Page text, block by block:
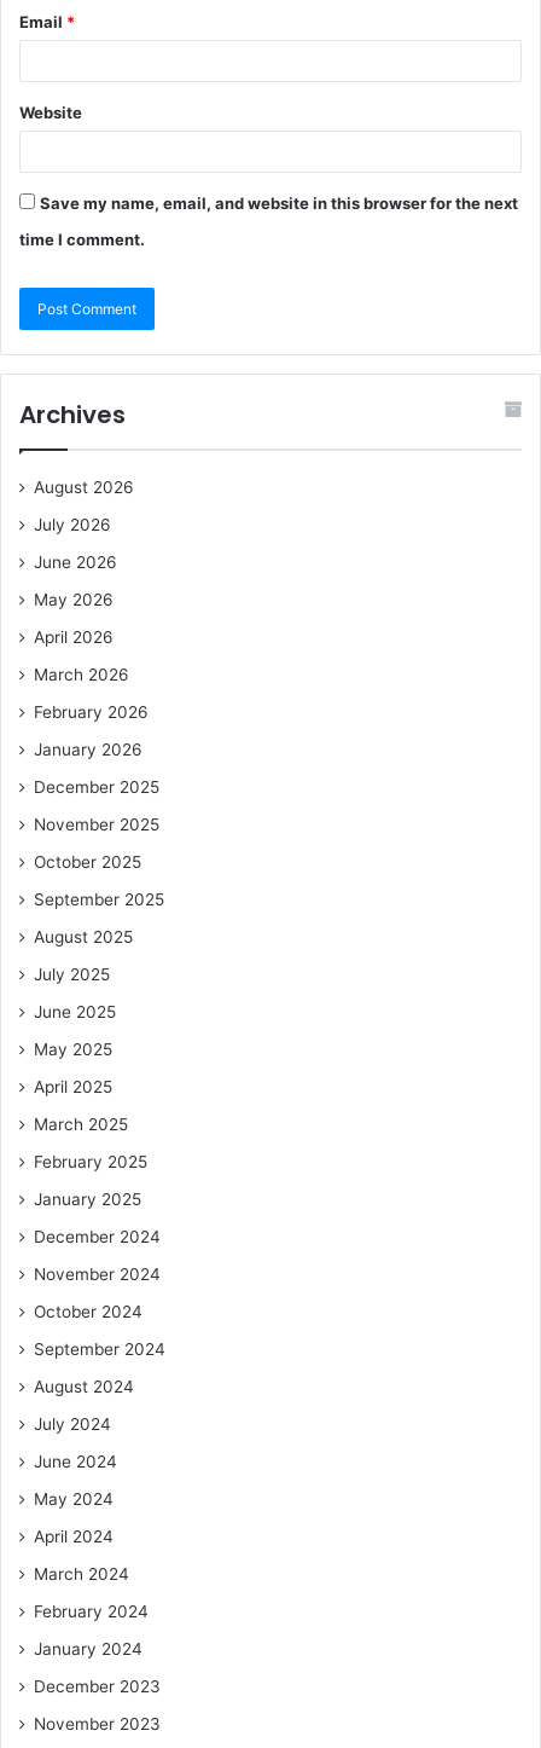
Email *
Website
Save my name, email, and website in this browser for the next
time I comment.
Archives
August 2026
July 2026
June 2026
May 2026
April 2026
March 2026
February 2026
January 2026
December 2025
November 2025
October 2025
September 2025
August 2025
July 2025
June 2025
May 2025
April 2025
March 2025
February 2025
January 2025
December 2024
November 2024
October 2024
September 2024
August 2024
July 2024
June 2024
May 2024
April 2024
March 2024
February 2024
January 2024
December 2023
November 2023